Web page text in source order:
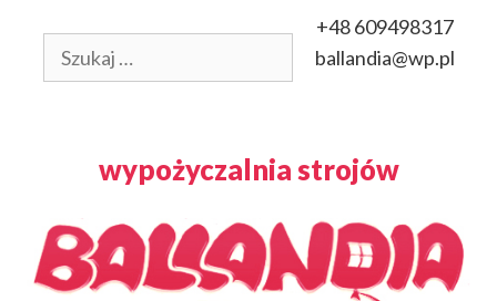
treści
+48 609498317
ballandia@wp.pl
wypożyczalnia strojów